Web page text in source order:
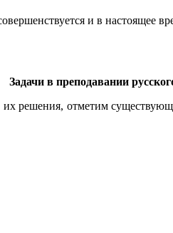
и в настоящее
Задачи в преподавании
их решения, отметим